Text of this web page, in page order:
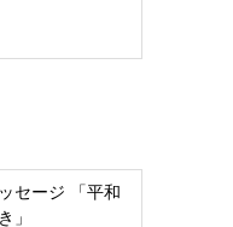
ジ 「平和
」